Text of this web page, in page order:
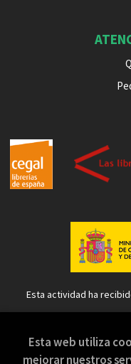
Esta actividad ha
Esta web utiliza
mejorar nuestros